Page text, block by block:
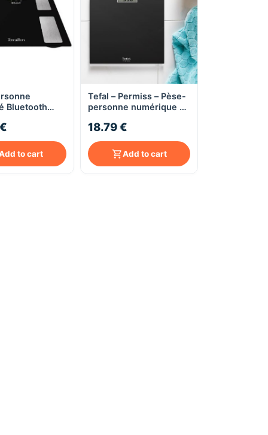
Quick View
Bluetooth
Terraillon
noir
to cart
Quick View
Tefal – Permiss – Pèse-
personne numérique –
18.79 €
Add to cart